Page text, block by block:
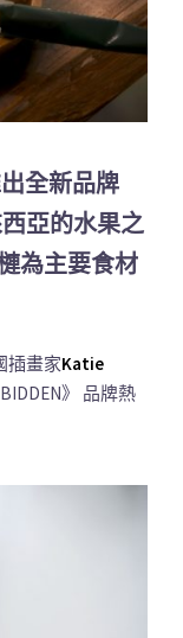
全新品牌
西亞的水果之
為主要食材
插畫家Katie
》 品牌熱